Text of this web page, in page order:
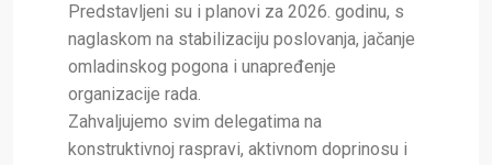
Predstavljeni su i planovi za 2026. godinu, s
naglaskom na stabilizaciju poslovanja, jačanje
omladinskog pogona i unapređenje
organizacije rada.
Zahvaljujemo svim delegatima na
konstruktivnoj raspravi, aktivnom doprinosu i